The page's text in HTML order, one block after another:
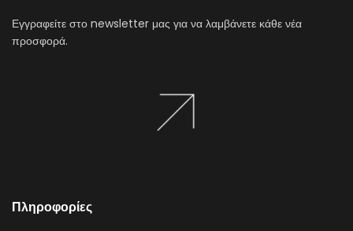
Εγγραφείτε στο newsletter μας για να λαμβάνετε κάθε νέα
προσφορά.
Πληροφορίες